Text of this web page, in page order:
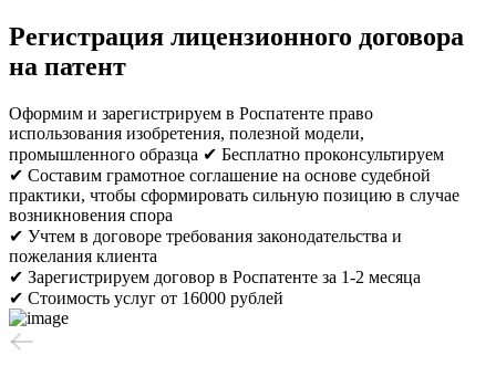
Регистрация лицензионного договора
на патент
Оформим и зарегистрируем в Роспатенте право
использования изобретения, полезной модели,
промышленного образца ✔ Бесплатно проконсультируем
✔ Составим грамотное соглашение на основе судебной
практики, чтобы сформировать сильную позицию в случае
возникновения спора
✔ Учтем в договоре требования законодательства и
пожелания клиента
✔ Зарегистрируем договор в Роспатенте за 1-2 месяца
✔ Стоимость услуг от 16000 рублей